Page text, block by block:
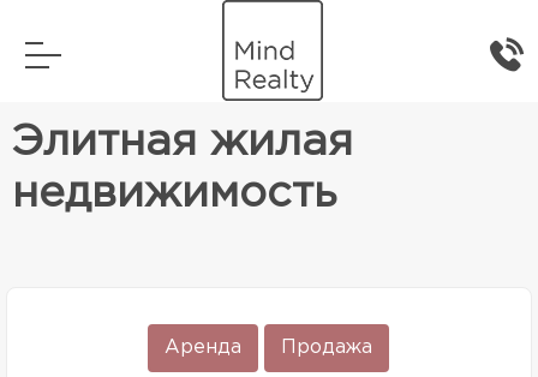
Элитная жилая недвижимость
Элитная жилая
недвижимость
Аренда Продажа